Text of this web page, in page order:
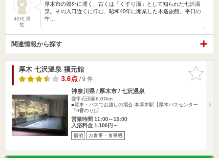
40代 男
性
厚木市の郊外に湧く、古くは「くすり湯」として知られた七沢温
泉。その入口近くに佇む、昭和40年に開業した木造旅館。平日の
午…
関連情報から探す
お気に入
りに追加
厚木 七沢温泉 福元館
3.6点/ 9 件
神奈川県 / 厚木市 / 七沢温泉
愛甲石田駅6.07km
■電車・バスでお越しの場合 本厚木駅【厚木バスセンター
「9番のりば…
営業時間 11:00～15:00
入浴料金 1,100円～
宿泊 お食事・食事処